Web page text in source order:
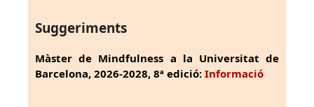
Suggeriments
Màster de Mindfulness a la Universitat de
Barcelona, 2026-2028, 8ª edició: Informació